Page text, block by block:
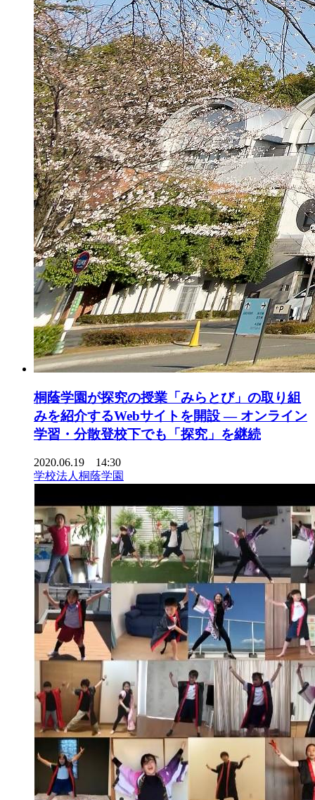
桐蔭学園が探究の授業「みらとび」の取り組
みを紹介するWebサイトを開設 — オンライン
学習・分散登校下でも「探究」を継続
2020.06.19 14:30
学校法人桐蔭学園